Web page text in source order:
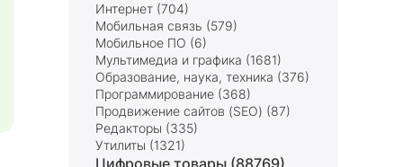
Интернет (704)
Мобильная связь (579)
Мобильное ПО (6)
Мультимедиа и графика (1681)
Образование, наука, техника (376)
Программирование (368)
Продвижение сайтов (SEO) (87)
Редакторы (335)
Утилиты (1321)
Цифровые товары (88769)